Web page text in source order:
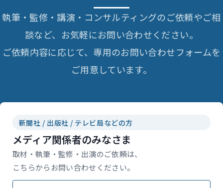
執筆・監修・講演・コンサルティングのご依頼やご相
談など、お気軽にお問い合わせください。
ご依頼内容に応じて、専用のお問い合わせフォームを
ご用意しています。
新聞社 / 出版社 / テレビ局などの方
メディア関係者のみなさま
取材・執筆・監修・出演のご依頼は、
こちらからお問い合わせください。